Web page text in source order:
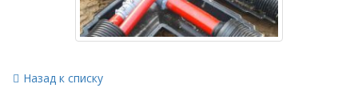
Назад к списку